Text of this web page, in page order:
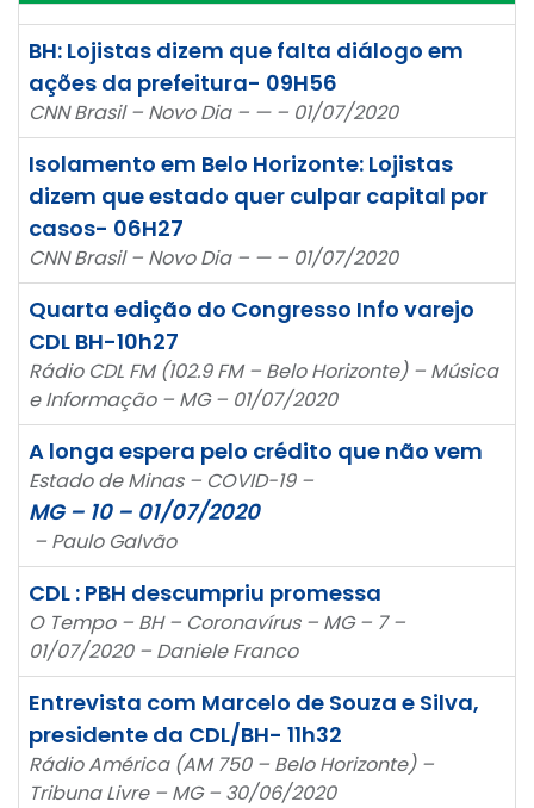
BH: Lojistas dizem que falta diálogo em
ações da prefeitura- 09H56
CNN Brasil – Novo Dia – — – 01/07/2020
Isolamento em Belo Horizonte: Lojistas
dizem que estado quer culpar capital por
casos- 06H27
CNN Brasil – Novo Dia – — – 01/07/2020
Quarta edição do Congresso Info varejo
CDL BH-10h27
Rádio CDL FM (102.9 FM – Belo Horizonte) – Música
e Informação – MG – 01/07/2020
A longa espera pelo crédito que não vem
Estado de Minas – COVID-19 –
MG – 10 – 01/07/2020
– Paulo Galvão
CDL : PBH descumpriu promessa
O Tempo – BH – Coronavírus – MG – 7 –
01/07/2020 – Daniele Franco
Entrevista com Marcelo de Souza e Silva,
presidente da CDL/BH- 11h32
Rádio América (AM 750 – Belo Horizonte) –
Tribuna Livre – MG – 30/06/2020